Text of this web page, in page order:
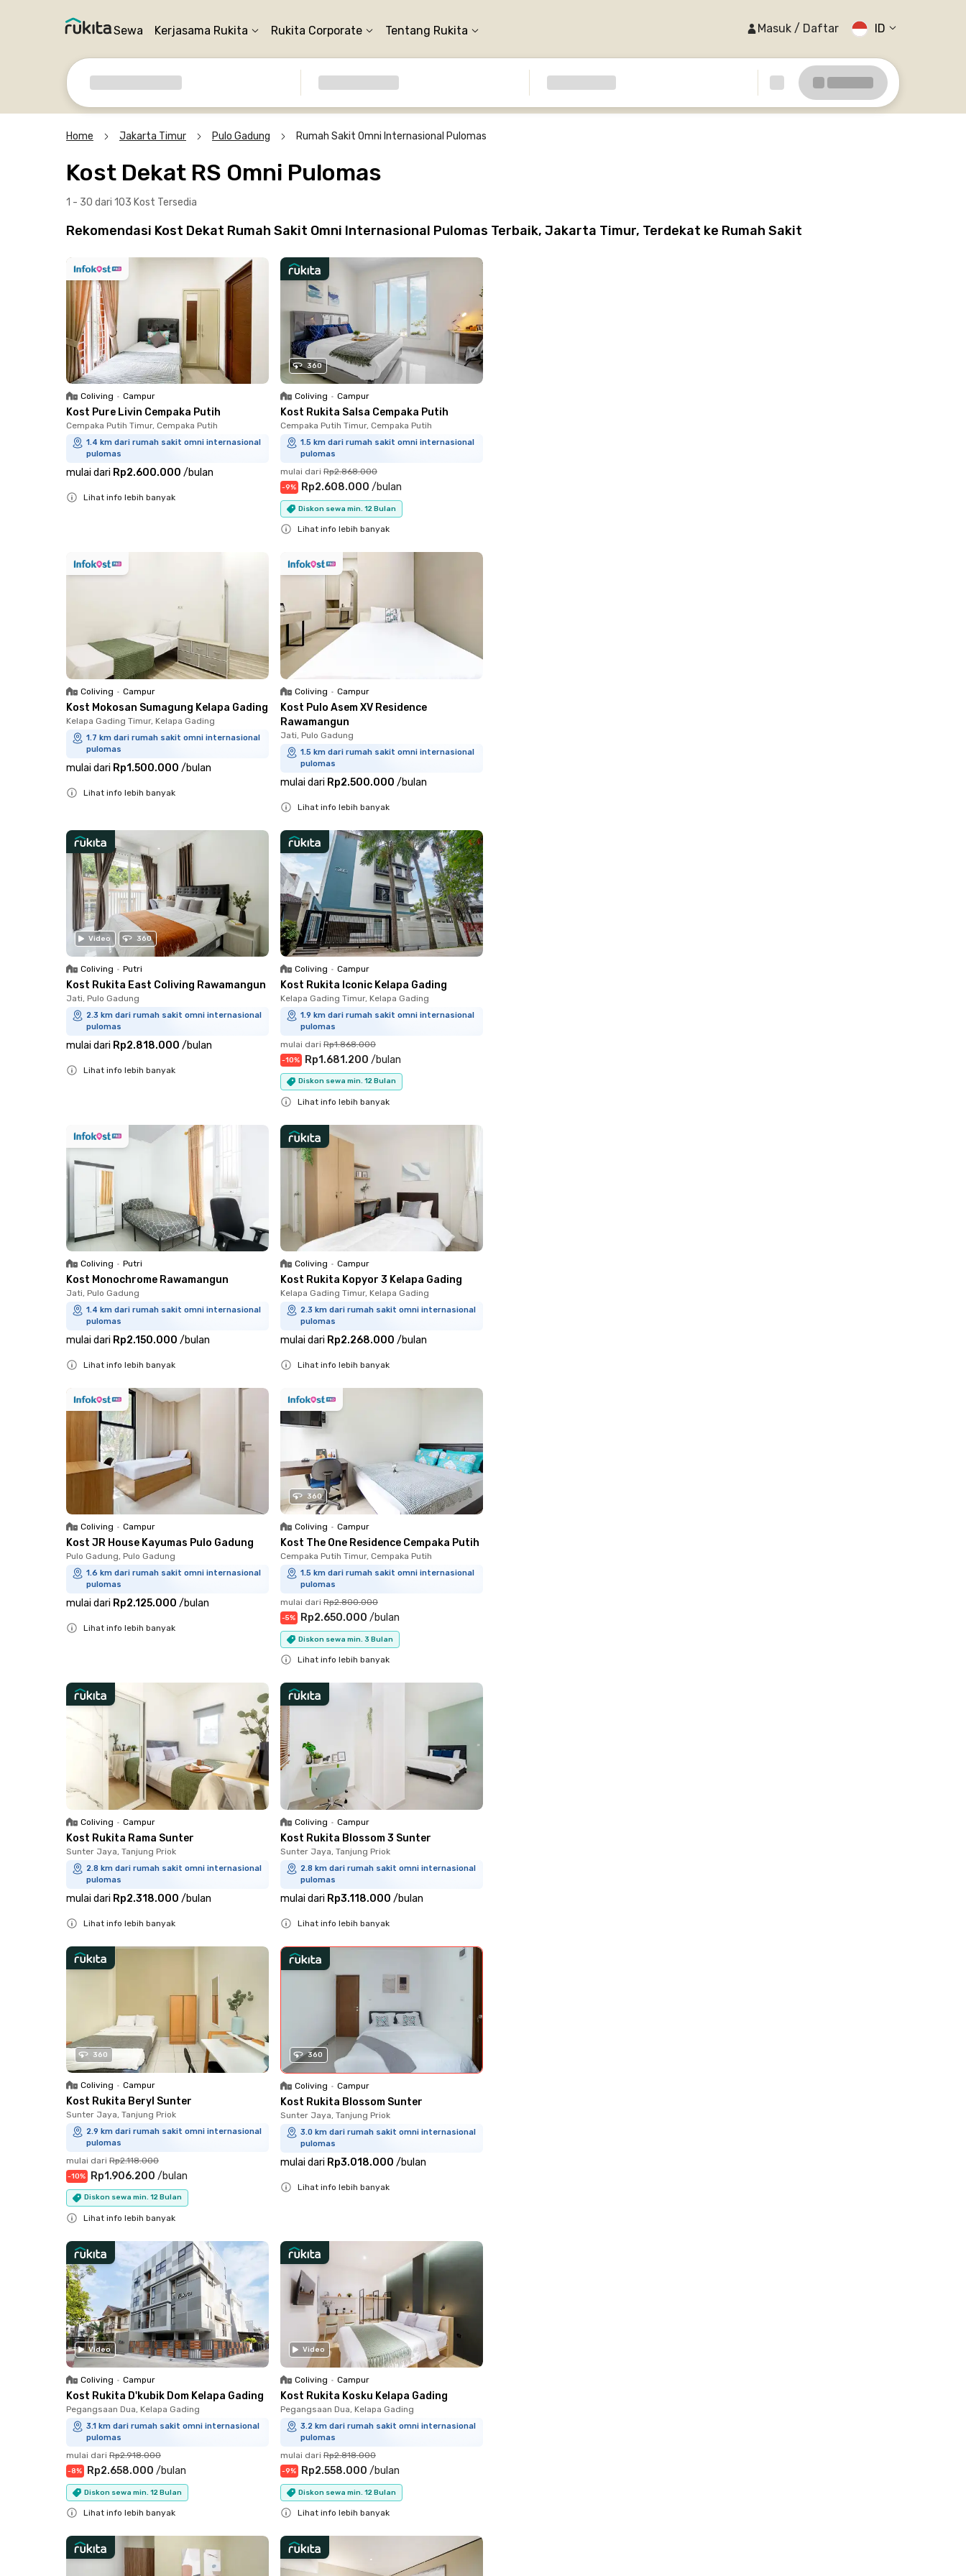
Sewa Kerjasama Rukita Rukita Corporate Tentang Rukita Masuk / Daftar ID
Home Jakarta Timur Pulo Gadung Rumah Sakit Omni Internasional Pulomas
Kost Dekat RS Omni Pulomas
1 - 30 dari 103 Kost Tersedia
Rekomendasi Kost Dekat Rumah Sakit Omni Internasional Pulomas Terbaik, Jakarta Timur, Terdekat ke Rumah Sakit
Coliving • Campur
Kost Pure Livin Cempaka Putih
Cempaka Putih Timur, Cempaka Putih
1.4 km dari rumah sakit omni internasional
pulomas
mulai dari Rp2.600.000 /bulan
Lihat info lebih banyak
360
Coliving • Campur
Kost Rukita Salsa Cempaka Putih
Cempaka Putih Timur, Cempaka Putih
1.5 km dari rumah sakit omni internasional
pulomas
mulai dari Rp2.868.000
-9% Rp2.608.000 /bulan
Diskon sewa min. 12 Bulan
Lihat info lebih banyak
Coliving • Campur
Kost Mokosan Sumagung Kelapa Gading
Kelapa Gading Timur, Kelapa Gading
1.7 km dari rumah sakit omni internasional
pulomas
mulai dari Rp1.500.000 /bulan
Lihat info lebih banyak
Coliving • Campur
Kost Pulo Asem XV Residence
Rawamangun
Jati, Pulo Gadung
1.5 km dari rumah sakit omni internasional
pulomas
mulai dari Rp2.500.000 /bulan
Lihat info lebih banyak
Video 360
Coliving • Putri
Kost Rukita East Coliving Rawamangun
Jati, Pulo Gadung
2.3 km dari rumah sakit omni internasional
pulomas
mulai dari Rp2.818.000 /bulan
Lihat info lebih banyak
Coliving • Campur
Kost Rukita Iconic Kelapa Gading
Kelapa Gading Timur, Kelapa Gading
1.9 km dari rumah sakit omni internasional
pulomas
mulai dari Rp1.868.000
-10% Rp1.681.200 /bulan
Diskon sewa min. 12 Bulan
Lihat info lebih banyak
Coliving • Putri
Kost Monochrome Rawamangun
Jati, Pulo Gadung
1.4 km dari rumah sakit omni internasional
pulomas
mulai dari Rp2.150.000 /bulan
Lihat info lebih banyak
Coliving • Campur
Kost Rukita Kopyor 3 Kelapa Gading
Kelapa Gading Timur, Kelapa Gading
2.3 km dari rumah sakit omni internasional
pulomas
mulai dari Rp2.268.000 /bulan
Lihat info lebih banyak
Coliving • Campur
Kost JR House Kayumas Pulo Gadung
Pulo Gadung, Pulo Gadung
1.6 km dari rumah sakit omni internasional
pulomas
mulai dari Rp2.125.000 /bulan
Lihat info lebih banyak
360
Coliving • Campur
Kost The One Residence Cempaka Putih
Cempaka Putih Timur, Cempaka Putih
1.5 km dari rumah sakit omni internasional
pulomas
mulai dari Rp2.800.000
-5% Rp2.650.000 /bulan
Diskon sewa min. 3 Bulan
Lihat info lebih banyak
Coliving • Campur
Kost Rukita Rama Sunter
Sunter Jaya, Tanjung Priok
2.8 km dari rumah sakit omni internasional
pulomas
mulai dari Rp2.318.000 /bulan
Lihat info lebih banyak
Coliving • Campur
Kost Rukita Blossom 3 Sunter
Sunter Jaya, Tanjung Priok
2.8 km dari rumah sakit omni internasional
pulomas
mulai dari Rp3.118.000 /bulan
Lihat info lebih banyak
360
Coliving • Campur
Kost Rukita Beryl Sunter
Sunter Jaya, Tanjung Priok
2.9 km dari rumah sakit omni internasional
pulomas
mulai dari Rp2.118.000
-10% Rp1.906.200 /bulan
Diskon sewa min. 12 Bulan
Lihat info lebih banyak
360
Coliving • Campur
Kost Rukita Blossom Sunter
Sunter Jaya, Tanjung Priok
3.0 km dari rumah sakit omni internasional
pulomas
mulai dari Rp3.018.000 /bulan
Lihat info lebih banyak
Video
Coliving • Campur
Kost Rukita D'kubik Dom Kelapa Gading
Pegangsaan Dua, Kelapa Gading
3.1 km dari rumah sakit omni internasional
pulomas
mulai dari Rp2.918.000
-8% Rp2.658.000 /bulan
Diskon sewa min. 12 Bulan
Lihat info lebih banyak
Video
Coliving • Campur
Kost Rukita Kosku Kelapa Gading
Pegangsaan Dua, Kelapa Gading
3.2 km dari rumah sakit omni internasional
pulomas
mulai dari Rp2.818.000
-9% Rp2.558.000 /bulan
Diskon sewa min. 12 Bulan
Lihat info lebih banyak